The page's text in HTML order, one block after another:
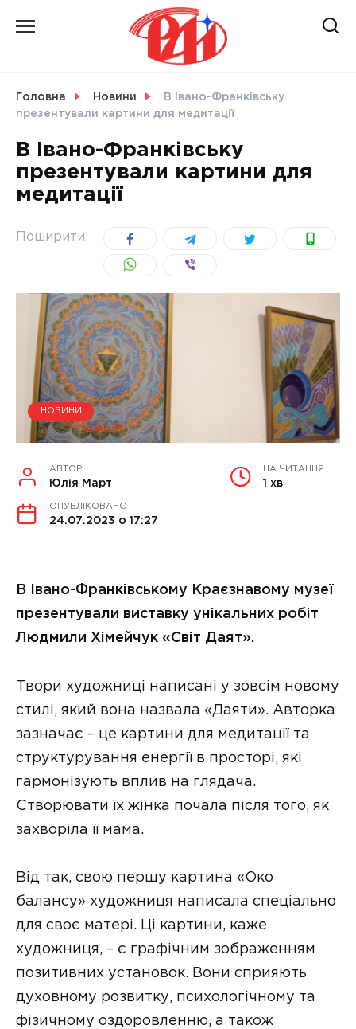
Головна Новини
В Івано-Франківську
презентували картини для медитації
В Івано-Франківську
презентували картини для
медитації
Поширити:
НОВИНИ
АВТОР
Юлія Март
НА ЧИТАННЯ
1 хв
ОПУБЛІКОВАНО
24.07.2023 о 17:27
В Івано-Франківському Краєзнавому музеї
презентували виставку унікальних робіт
Людмили Хімейчук «Світ Даят».
Твори художниці написані у зовсім новому
стилі, який вона назвала «Даяти». Авторка
зазначає – це картини для медитації та
структурування енергії в просторі, які
гармонізують вплив на глядача.
Створювати їх жінка почала після того, як
захворіла її мама.
Від так, свою першу картина «Око
балансу» художниця написала спеціально
для своє матері. Ці картини, каже
художниця, – є графічним зображенням
позитивних установок. Вони сприяють
духовному розвитку, психологічному та
фізичному оздоровленню, а також